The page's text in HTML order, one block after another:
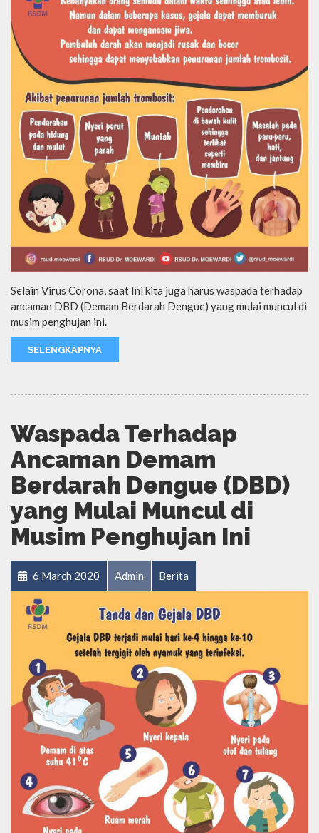
Selain Virus Corona, saat Ini kita juga harus waspada terhadap
ancaman DBD (Demam Berdarah Dengue) yang mulai muncul di
musim penghujan ini.
SELENGKAPNYA
Waspada Terhadap
Ancaman Demam
Berdarah Dengue (DBD)
yang Mulai Muncul di
Musim Penghujan Ini
6 March 2020 Admin Berita